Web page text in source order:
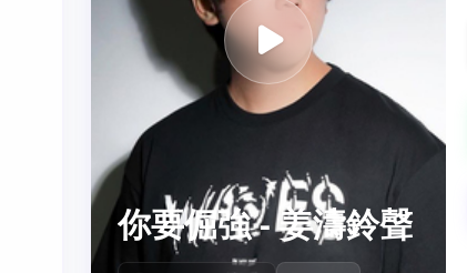
你要倔強 - 姜濤鈴聲